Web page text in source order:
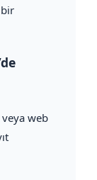
web